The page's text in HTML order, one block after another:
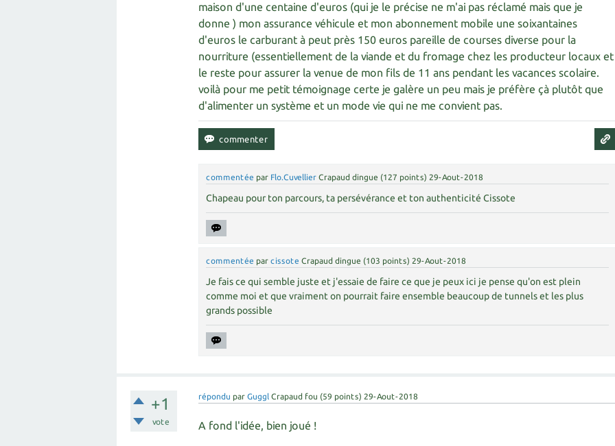
maison d'une centaine d'euros (qui je le précise ne m'ai pas réclamé mais que je
donne ) mon assurance véhicule et mon abonnement mobile une soixantaines
d'euros le carburant à peut près 150 euros pareille de courses diverse pour la
nourriture (essentiellement de la viande et du fromage chez les producteur locaux et
le reste pour assurer la venue de mon fils de 11 ans pendant les vacances scolaire.
voilà pour me petit témoignage certe je galère un peu mais je préfère çà plutôt que
d'alimenter un système et un mode vie qui ne me convient pas.
commentée par Flo.Cuvellier Crapaud dingue (127 points) 29-Aout-2018
Chapeau pour ton parcours, ta persévérance et ton authenticité Cissote
commentée parcissote Crapaud dingue (103 points) 29-Aout-2018
Je fais ce qui semble juste et j'essaie de faire ce que je peux ici je pense qu'on est plein
comme moi et que vraiment on pourrait faire ensemble beaucoup de tunnels et les plus
grands possible
+1
vote
répondu parGuggl Crapaud fou (59 points) 29-Aout-2018
A fond l'idée, bien joué !